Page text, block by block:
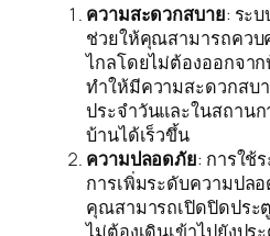
ความสะดวกสบาย: ระ
ช่วยให้คุณสามารถควบ
ไกลโดยไม่ต้องออกจา
ทำให้มีความสะดวกสบ
ประจำวันและในสถาน
บ้านได้เร็วขึ้น
ความปลอดภัย: การใช้
การเพิ่มระดับความปล
คุณสามารถเปิดปิดประ
ไม่ต้องเดินเข้าไปยังปร